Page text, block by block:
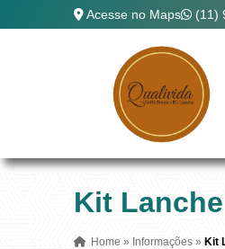
Acesse no Maps (11)
Kit
Home » Informações » Kit